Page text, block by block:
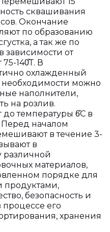
сквашивания
Окончание
по образованию
а так же по
зависимости от
140̊Т. В
охлажденный
необходимости можно
наполнители,
на розлив.
началом
в течение 3-
в
различной
материалов,
порядке для
продуктами,
безопасность и
процессе его
хранения